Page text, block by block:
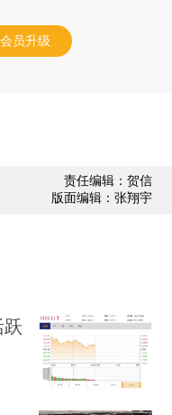
员升级
责任编辑：贺信
版面编辑：张翔宇